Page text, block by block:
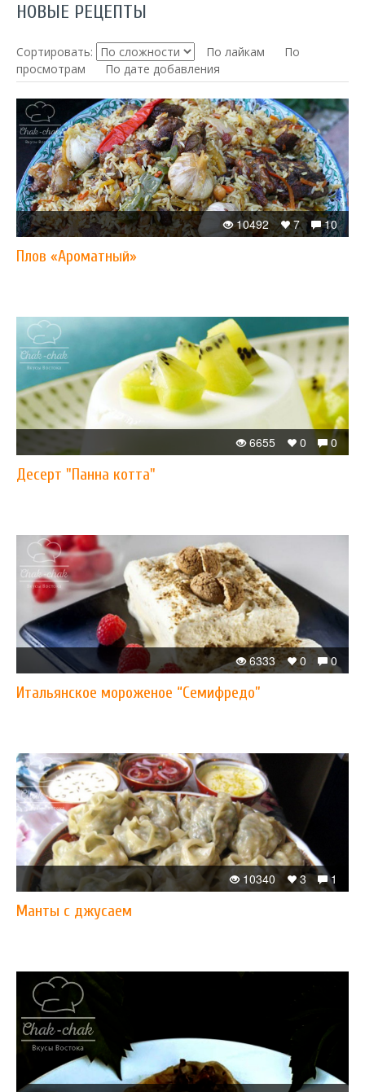
НОВЫЕ РЕЦЕПТЫ
Сортировать: По лайкам
По
просмотрам
По дате добавления
10
7
10492
Плов «Ароматный»
0
0
6655
Десерт "Панна котта"
0
0
6333
Итальянское мороженое “Семифредо”
1
3
10340
Манты с джусаем